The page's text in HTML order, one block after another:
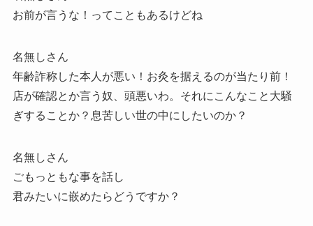
お前が言うな！ってこともあるけどね
名無しさん
年齢詐称した本人が悪い！お灸を据えるのが当たり前！
店が確認とか言う奴、頭悪いわ。それにこんなこと大騒
ぎすることか？息苦しい世の中にしたいのか？
名無しさん
ごもっともな事を話し
君みたいに嵌めたらどうですか？